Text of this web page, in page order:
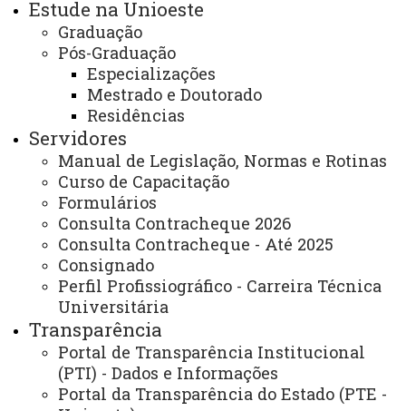
Estude na Unioeste
Graduação
Pós-Graduação
Especializações
Mestrado e Doutorado
Residências
Servidores
Manual de Legislação, Normas e Rotinas
Curso de Capacitação
Formulários
Consulta Contracheque 2026
Consulta Contracheque - Até 2025
Consignado
Perfil Profissiográfico - Carreira Técnica
Universitária
Transparência
Portal de Transparência Institucional
(PTI) - Dados e Informações
Portal da Transparência do Estado (PTE -
UNIOESTE - Coordenações dos cursos do CECE,
bloco C2, Rua Guaíra 3141, Jardim La Salle, Toledo-PR,
CEP 85903-220.
Dias e horários de Atendimento:
Segunda-feira a sexta-feira das 9h00 às 11h00,
das 13h30min às 17h00 e das 19h00 às 21h30min.
ATUALIZAÇÃO MAIS RECENTE: 03 DE MAIO DE 2024
ACESSOS: 1017
Você está aqui:Unioeste
Carta de Serviços
Campus de Toledo - Carta de Serviços
Lista de Itens de Toledo
Colegiado do Curso de Química - Bacharelado -
CCQB